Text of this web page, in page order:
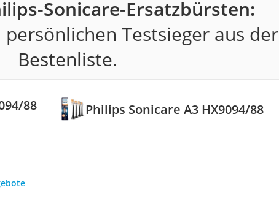
Sonicare-Ersatzbürsten:
Testsieger aus der
Bestenliste.
Philips Sonicare A3 HX9094/88
88